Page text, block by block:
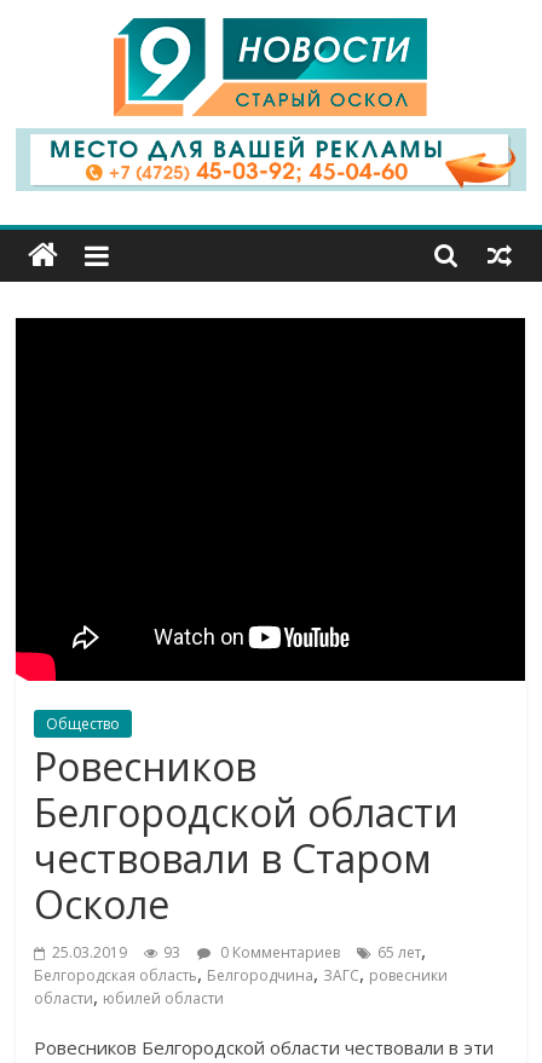
9
Канал
Старый
Общество
Ровесников
Белгородской области
чествовали в Старом
Осколе
25.03.2019 93 0 Комментариев 65 лет,
Белгородская область, Белгородчина, ЗАГС, ровесники
области, юбилей области
Ровесников Белгородской области чествовали в эти